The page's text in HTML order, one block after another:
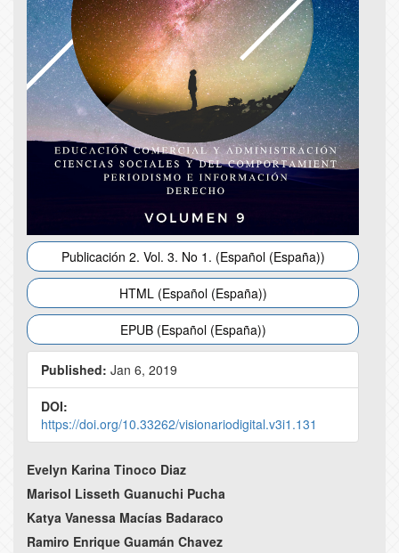
Publicación 2. Vol. 3. No 1. (Español (España))
HTML (Español (España))
EPUB (Español (España))
Published: Jan 6, 2019
DOI:
https://doi.org/10.33262/visionariodigital.v3i1.131
Main
Article
Content
Evelyn Karina Tinoco Diaz
Marisol Lisseth Guanuchi Pucha
Katya Vanessa Macías Badaraco
Ramiro Enrique Guamán Chavez